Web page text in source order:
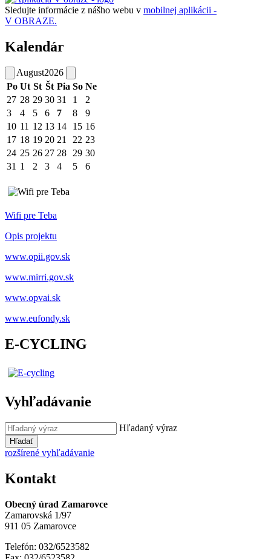
Sledujte informácie z nášho webu v mobilnej aplikácii -
V OBRAZE.
Kalendár
August2026
Po Ut St Št Pia So Ne
27 28 29 30 31 1
2
3
4 5 6 7 8
9
10 11 12 13 14 15 16
17 18 19 20 21 22 23
24 25 26 27 28 29 30
31 1 2 3 4 5 6
Wifi pre Teba
Opis projektu
www.opii.gov.sk
www.mirri.gov.sk
www.opvai.sk
www.eufondy.sk
E-CYCLING
Vyhľadávanie
Hľadaný výraz
Hľadať
rozšírené vyhľadávanie
Kontakt
Obecný úrad Zamarovce
Zamarovská 1/97
911 05 Zamarovce
Telefón: 032/6523582